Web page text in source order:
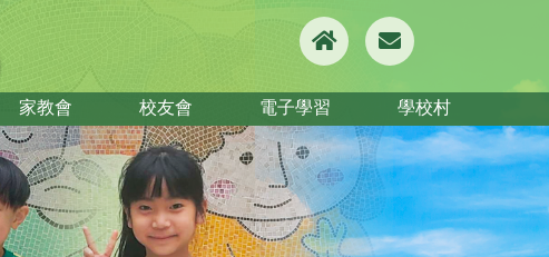
家教會 校友會 電子學習 學校村